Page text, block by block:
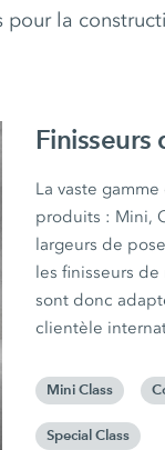
pour la
Finisseurs
La vaste
produits : Mini,
largeurs de
les finisseurs
sont donc
clientèle
Mini Class
Special Class